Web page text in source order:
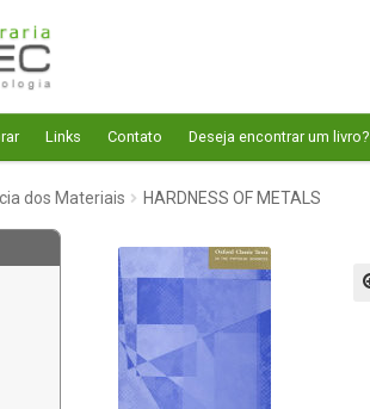
Links Contato Deseja encontrar um livro?
dos Materiais HARDNESS OF METALS